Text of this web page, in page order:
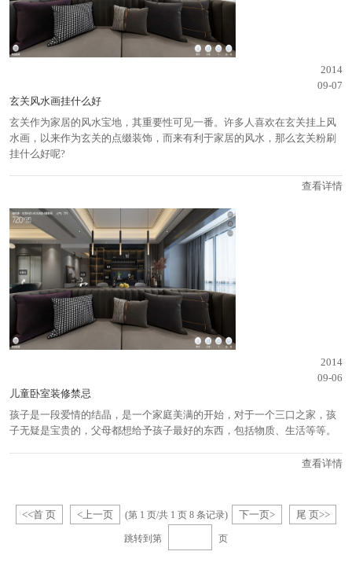
2014
09-07
玄关风水画挂什么好
玄关作为家居的风水宝地，其重要性可见一番。许多人喜欢在玄关挂上风
水画，以来作为玄关的点缀装饰，而来有利于家居的风水，那么玄关粉刷
挂什么好呢?
查看详情
2014
09-06
儿童卧室装修禁忌
孩子是一段爱情的结晶，是一个家庭美满的开始，对于一个三口之家，孩
子无疑是宝贵的，父母都想给予孩子最好的东西，包括物质、生活等等。
查看详情
<<首 页 <上一页 (第 1 页/共 1 页 8 条记录) 下一页> 尾 页>>
跳转到第 页